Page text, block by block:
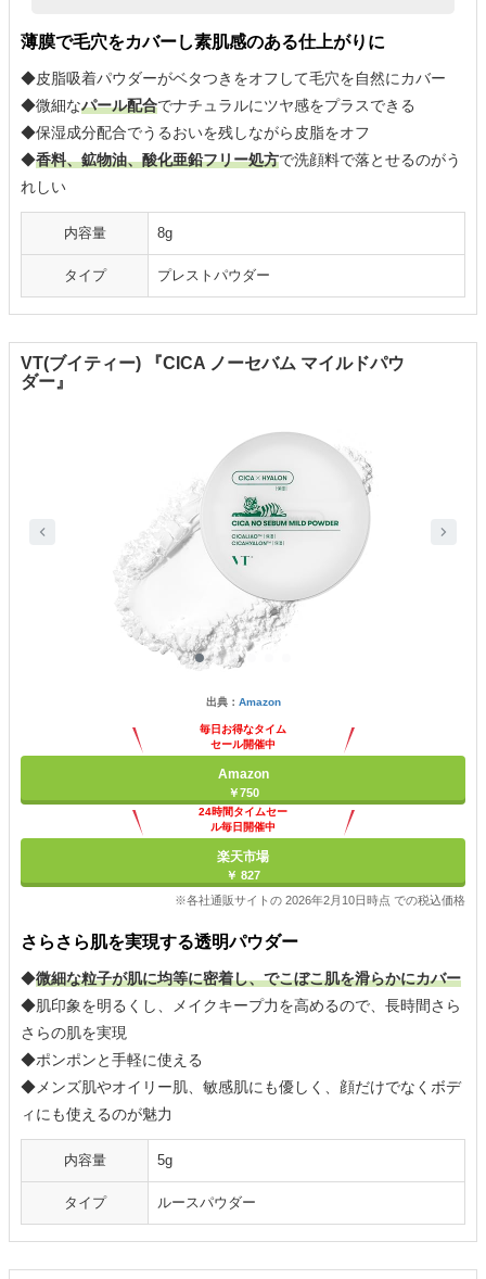
薄膜で毛穴をカバーし素肌感のある仕上がりに
◆皮脂吸着パウダーがベタつきをオフして毛穴を自然にカバー
◆微細なパール配合でナチュラルにツヤ感をプラスできる
◆保湿成分配合でうるおいを残しながら皮脂をオフ
◆香料、鉱物油、酸化亜鉛フリー処方で洗顔料で落とせるのがう
れしい
内容量 8g
タイプ プレストパウダー
VT(ブイティー) 『CICA ノーセバム マイルドパウ
ダー』
出典： Amazon
毎日お得なタイム
セール開催中
Amazon
￥750
24時間タイムセー
ル毎日開催中
楽天市場
￥ 827
※各社通販サイトの 2026年2月10日時点 での税込価格
さらさら肌を実現する透明パウダー
◆微細な粒子が肌に均等に密着し、でこぼこ肌を滑らかにカバー
◆肌印象を明るくし、メイクキープ力を高めるので、長時間さら
さらの肌を実現
◆ポンポンと手軽に使える
◆メンズ肌やオイリー肌、敏感肌にも優しく、顔だけでなくボデ
ィにも使えるのが魅力
内容量 5g
タイプ ルースパウダー